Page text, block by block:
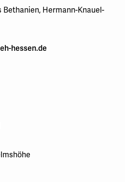
Hermann-Knauel-
hessen.de